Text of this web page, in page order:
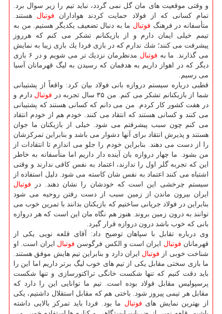
و وقتی موقعیت های مان گل نمی گردد، نباید تیم را زیر سوال برد.
تمام كسانی كه از فولاد حمایت كردند هواداران فوتبال هستند.
متأسفانه در فرهنگ فوتبال ما به دنبال تضعیف یكدیگر هستیم. من به
تیمم خیلی ایمان دارم و از بازیكنانم تشكر می كنم كه هرروز
پیشرفت می كنند؛ شك ندارم كه در بازی فردا یك بازی زیبا به نمایش
می گذارند. ما به فوتبال
مدنظرمان نزدیك تر می شویم و در ۶ بازی
دیگر كه در اهواز داریم به هدفمان كه رسیدن به لیگ قهرمانان آسیا
می رسیم.
قطبی درباره سیستم دروازه بانی فولاد بیان كرد: واقعاً از پشتیبانی
شما از بازیكنانم تشكر می كنم. من ۳۵ سال تجربه در
فوتبال دارم و
در هفت كشور كار كردم. من می دانم كه كسانی هستند كه پشتیبانی
می كنند و كسانی هستند كه انتقاد می كنند. خودم هم از خودم انتقاد
می كنم چون سبب پیشرفتم می شود. خیلی از بازیكنان ما جوان
هستند و پذیرش انتقاد برای آنها دشوار می باشد و بنابراین تمركزشان
را از دست می دهند. بنابراین خودم را جلو می اندازم تا انتقادات از
من بشود. ما چهار دروازه بان آینده دار داریم اما متأسفانه به خاطر
این كه تجربه گلر اول را ندارند، اعتماد به نفس كافی ندارند و وقتی
اشتباه می كنند اعتماد به نفس شان كاسته می شود. دلیل استفاده از
سیستم چرخشی این است كه خودشان را نشان دهند. در فوتبال
ایران بیرون ماندن از زمین سبب از دست رفتن روحیه می شود
بنابراین در فولاد جریانی ساختیم كه بازیكنان بدانند با تمرین خوب می
توانند به درون زمین بروند. هنوز هم نگاه مان این است كه هر دروازه
بانی كه خوب باشد درون دروازه قرار گیرد.
وی درباره تقابل با سپاهان توضیح داد: آقای قلعه نویی یكی از
قهرمانان فوتبال ایران است و الكس فرگوسن فوتبال ایران است. او
شناخت خوبی از فوتبال ایران دارد و بنابراین تیم هایش موفق هستند.
ما بازی سختی مقابل یكی از تیم های خوب لیگ برتر داریم اما این را
باید دقت كنیم كه تنها شكست خانگی تراكتورسازی و تنها شكست
پرسپولیس مقابل فولاد بوده است. تیم ما توانایی این را دارد كه
مقابل هر تیمی پیروز شود. باختی هم كه مقابل استقلال داشتیم، یكی
از بهترین نمایش های فوتبال ما بود. فردا باید تمركز بالایی داشته